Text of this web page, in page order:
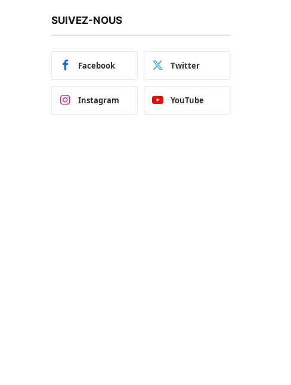
SUIVEZ-NOUS
Facebook Twitter
Instagram YouTube